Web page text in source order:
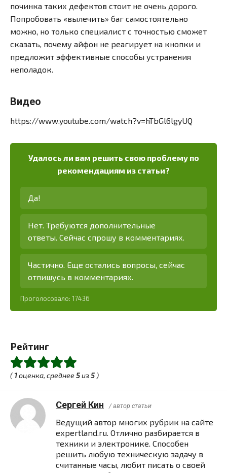
починка таких дефектов стоит не очень дорого.
Попробовать «вылечить» баг самостоятельно
можно, но только специалист с точностью сможет
сказать, почему айфон не реагирует на кнопки и
предложит эффективные способы устранения
неполадок.
Видео
https://www.youtube.com/watch?v=hTbGl6lgyUQ
Удалось ли вам решить свою проблему по
рекомендациям из статьи?
Да!
Нет. Требуются дополнительные
ответы. Сейчас спрошу в комментариях.
Частично. Еще остались вопросы, сейчас
отпишусь в комментариях.
Проголосовало: 17436
Рейтинг
(1оценка, среднее5из5 )
Сергей Кин / автор статьи
Ведущий автор многих рубрик на сайте
expertland.ru. Отлично разбирается в
техники и электронике. Способен
решить любую техническую задачу в
считанные часы, любит писать о своей